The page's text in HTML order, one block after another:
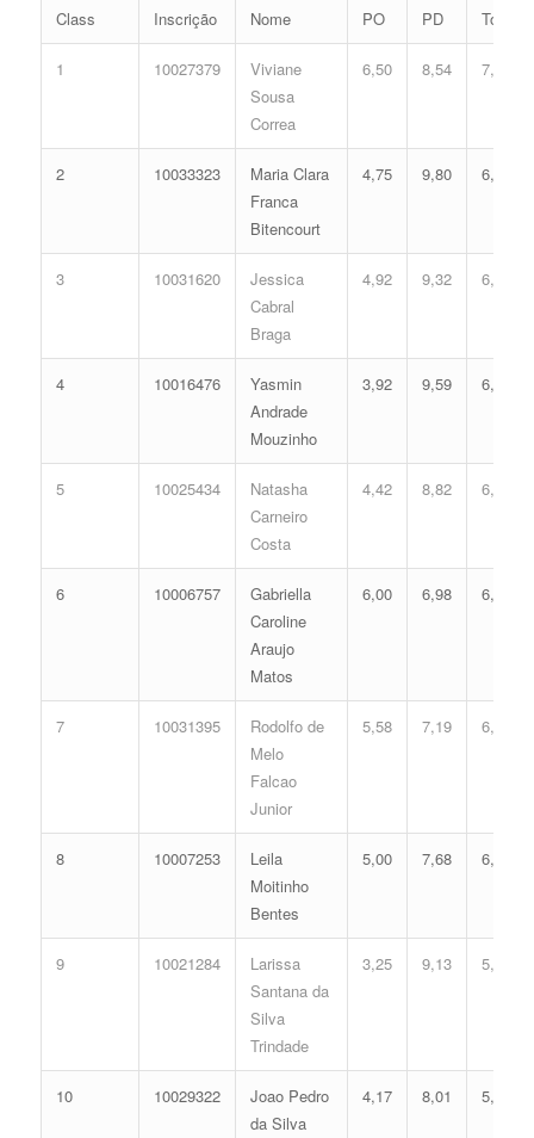
Class Inscrição Nome PO PD Total
1 10027379
Viviane
Sousa
Correa
6,50 8,54 7,16
2 10033323
Maria Clara
Franca
Bitencourt
4,75 9,80 6,93
3 10031620
Jessica
Cabral
Braga
4,92 9,32 6,78
4 10016476
Yasmin
Andrade
Mouzinho
3,92 9,59 6,43
5 10025434
Natasha
Carneiro
Costa
4,42 8,82 6,30
6 10006757
Gabriella
Caroline
Araujo
Matos
6,00 6,98 6,18
7 10031395
Rodolfo de
Melo
Falcao
Junior
5,58 7,19 6,08
8 10007253
Leila
Moitinho
Bentes
5,00 7,68 6,04
9 10021284
Larissa
Santana da
Silva
Trindade
3,25 9,13 5,90
10 10029322
Joao Pedro
da Silva
4,17 8,01 5,80